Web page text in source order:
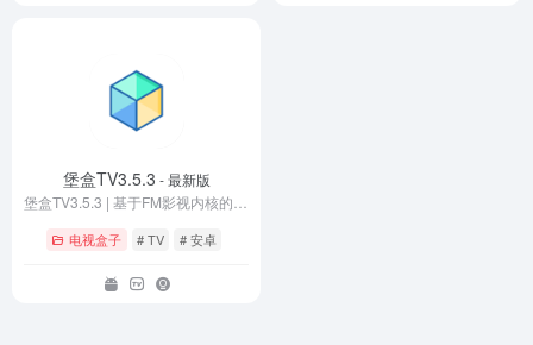
堡盒TV3.5.3 - 最新版
电视盒子 # TV # 安卓